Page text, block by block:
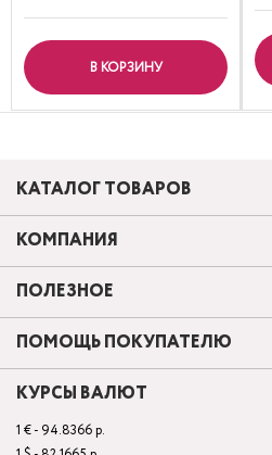
В КОРЗИНУ
КАТАЛОГ ТОВАРОВ
КОМПАНИЯ
ПОЛЕЗНОЕ
ПОМОЩЬ ПОКУПАТЕЛЮ
КУРСЫ ВАЛЮТ
1 € - 94.8366 р.